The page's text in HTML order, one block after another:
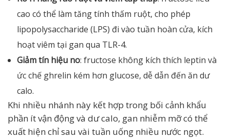
cao có thể làm tăng tính thấm ruột, cho phép
lipopolysaccharide (LPS) đi vào tuần hoàn cửa, kích
hoạt viêm tại gan qua TLR-4.
Giảm tín hiệu no: fructose không kích thích leptin và
ức chế ghrelin kém hơn glucose, dễ dẫn đến ăn dư
calo.
Khi nhiều nhánh này kết hợp trong bối cảnh khẩu
phần ít vận động và dư calo, gan nhiễm mỡ có thể
xuất hiện chỉ sau vài tuần uống nhiều nước ngọt.